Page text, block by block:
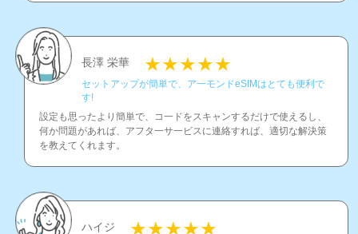
長澤 栄華
セットアップが簡単で、ア一モンドeSIMはとても便利で
す!
設定も思ったより簡単で、コ一ドをスキャンするだけで使えるし、
何か問題があれば、アフタ一サ一ビスに連絡すれば、適切な解決策
を教えてくれます。
ハイジ